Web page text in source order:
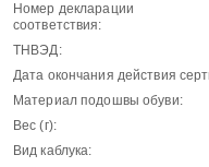
Номер декларации
соответствия:
ТНВЭД:
Дата окончания действия
Материал подошвы обуви:
Вес (г):
Вид каблука: